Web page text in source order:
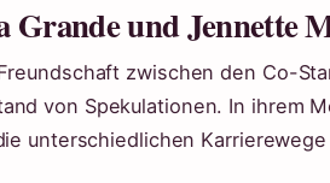
Grande und Jennette
zwischen den Co-
von Spekulationen. In ihrem
unterschiedlichen